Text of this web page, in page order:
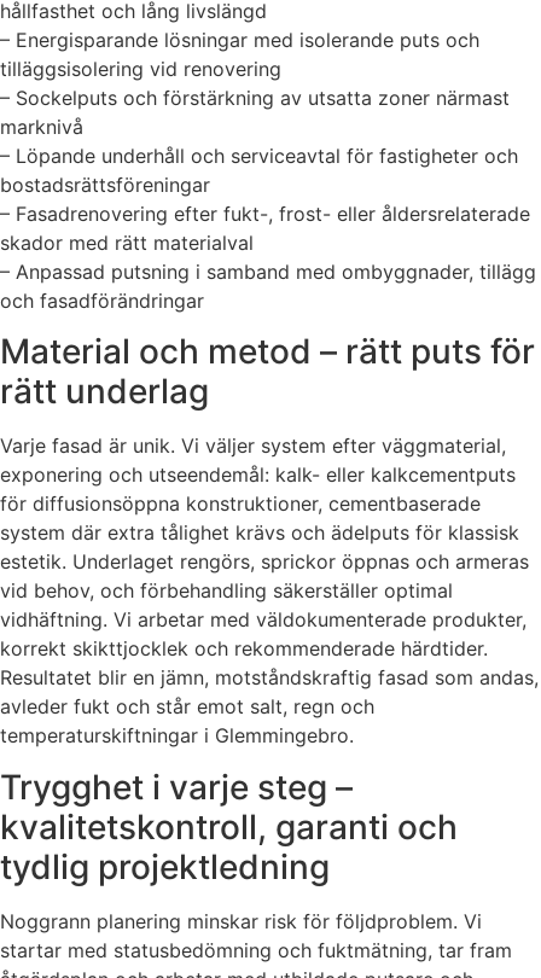
hållfasthet och lång livslängd
– Energisparande lösningar med isolerande puts och
tilläggsisolering vid renovering
– Sockelputs och förstärkning av utsatta zoner närmast
marknivå
– Löpande underhåll och serviceavtal för fastigheter och
bostadsrättsföreningar
– Fasadrenovering efter fukt-, frost- eller åldersrelaterade
skador med rätt materialval
– Anpassad putsning i samband med ombyggnader, tillägg
och fasadförändringar
Material och metod – rätt puts för
rätt underlag
Varje fasad är unik. Vi väljer system efter väggmaterial,
exponering och utseendemål: kalk- eller kalkcementputs
för diffusionsöppna konstruktioner, cementbaserade
system där extra tålighet krävs och ädelputs för klassisk
estetik. Underlaget rengörs, sprickor öppnas och armeras
vid behov, och förbehandling säkerställer optimal
vidhäftning. Vi arbetar med väldokumenterade produkter,
korrekt skikttjocklek och rekommenderade härdtider.
Resultatet blir en jämn, motståndskraftig fasad som andas,
avleder fukt och står emot salt, regn och
temperaturskiftningar i Glemmingebro.
Trygghet i varje steg –
kvalitetskontroll, garanti och
tydlig projektledning
Noggrann planering minskar risk för följdproblem. Vi
startar med statusbedömning och fuktmätning, tar fram